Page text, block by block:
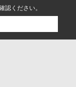
認ください。